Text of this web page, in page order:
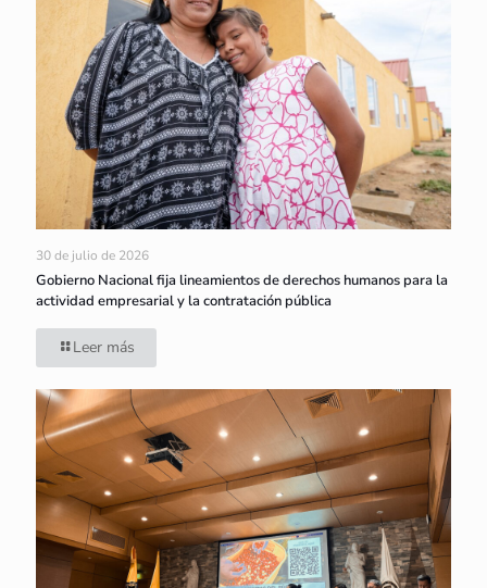
30 de julio de 2026
Gobierno Nacional fija lineamientos de derechos humanos para la
actividad empresarial y la contratación pública
Leer más